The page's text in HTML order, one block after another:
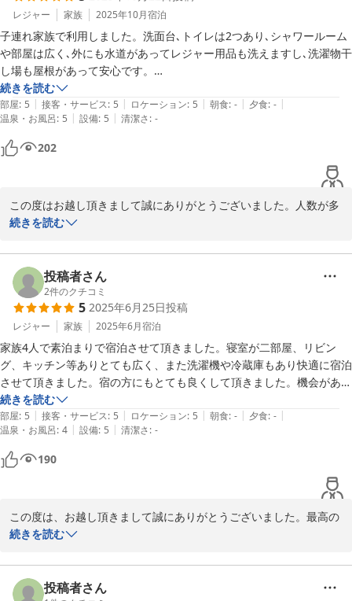
ありがとうございました。
宮古島Ｇｕｅｓｔ Ｈｏｕｓｅ ＰＡＲＫ ＳＩＤＥ ＜宮古島＞
2026-04-02
レジャー 家族 2025年10月宿泊
子連れ家族で利用しました。洗面台､トイレは2つあり､シャワールーム
や部屋は広く､外にも水道があってレジャー用品も洗えますし､洗濯物干
し場も屋根があって安心です。
ペット可とは思えないくらい掃除が行き届いていて､造りがオシャレで
す。
雰囲気は落ち着いた住宅街で､近くに買い物できる場所もあり便利で
す。
オーナーさんの楽しんでほしい！というお気持ちが感じられて良い滞在
続きを読む
部屋: 5 | 接客・サービス: 5 | ロケーション: 5 | 朝食: - | 夕食: - |
温泉・お風呂: 5 | 設備: 5 | 清潔さ: -
202
この度はお越し頂きまして誠にありがとうございました。人数が多
くても、お洗濯ものなど、海グッズも洗えたり、便利なように考え
宮古島で楽しんだ後、お部屋でゆったりすることが出来本当に良か
ったです。良かったら、是非またお待ちしております。ありがとう
ございました。
2025-10-30
続きを読む
投稿者さん
2件のクチコミ
5 2025年6月25日投稿
レジャー 家族 2025年6月宿泊
家族4人で素泊まりで宿泊させて頂きました。寝室が二部屋、リビン
グ、キッチン等ありとても広く、また洗濯機や冷蔵庫もあり快適に宿泊
させて頂きました。宿の方にもとても良くして頂きました。機会があり
ましたらまた是非宿泊させて頂きたいと思います。
続きを読む
部屋: 5 | 接客・サービス: 5 | ロケーション: 5 | 朝食: - | 夕食: - |
温泉・お風呂: 4 | 設備: 5 | 清潔さ: -
190
この度は、お越し頂きまして誠にありがとうございました。最高の
お天気の宮古島の夏
PARKSIDEにご滞在頂き、快適にお過ごし出来たようで本当に良か
ったです。これからもお客様が便利に快適にお過ごし出来ますよう
続きを読む
投稿者さん